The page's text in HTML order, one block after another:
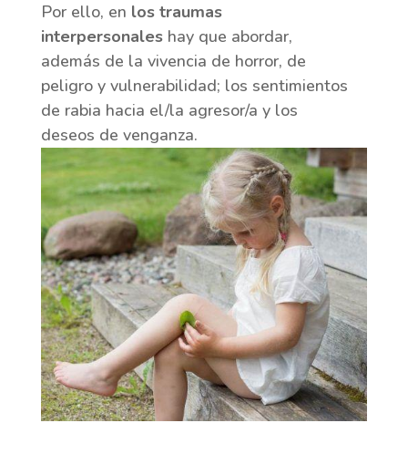
Por ello, en los traumas
interpersonaleshay que abordar,
además de la vivencia de horror, de
peligro y vulnerabilidad; los sentimientos
de rabia hacia el/la agresor/a y los
deseos de venganza.